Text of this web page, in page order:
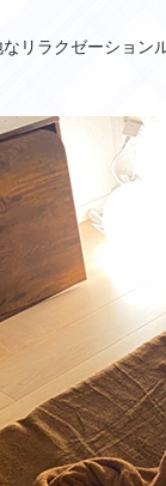
リラクゼーション